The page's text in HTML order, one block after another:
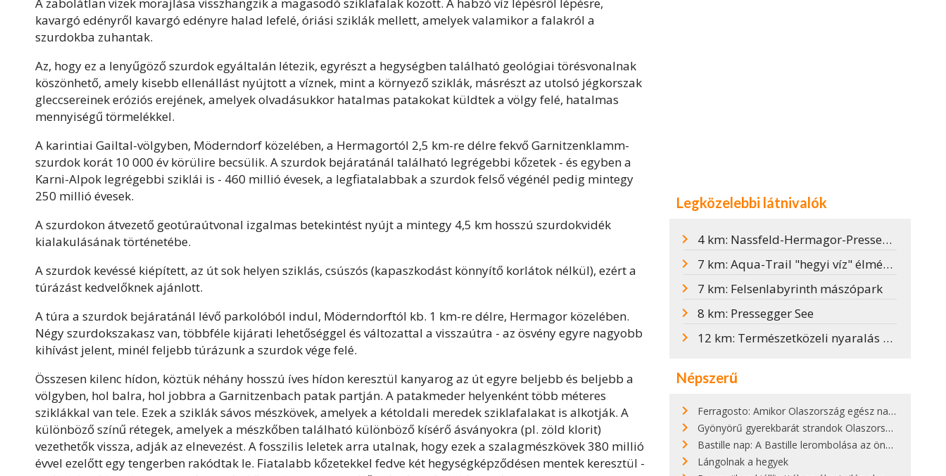
kavargó edényről kavargó edényre halad lefelé, óriási sziklák mellett, amelyek valamikor a falakról a
szurdokba zuhantak.
Az, hogy ez a lenyűgöző szurdok egyáltalán létezik, egyrészt a hegységben található geológiai törésvonalnak
köszönhető, amely kisebb ellenállást nyújtott a víznek, mint a környező sziklák, másrészt az utolsó jégkorszak
gleccsereinek eróziós erejének, amelyek olvadásukkor hatalmas patakokat küldtek a völgy felé, hatalmas
mennyiségű törmelékkel.
A karintiai Gailtal-völgyben, Möderndorf közelében, a Hermagortól 2,5 km-re délre fekvő Garnitzenklamm-
szurdok korát 10 000 év körülire becsülik. A szurdok bejáratánál található legrégebbi kőzetek - és egyben a
Karni-Alpok legrégebbi sziklái is - 460 millió évesek, a legfiatalabbak a szurdok felső végénél pedig mintegy
250 millió évesek.
A szurdokon átvezető geotúraútvonal izgalmas betekintést nyújt a mintegy 4,5 km hosszú szurdokvidék
kialakulásának történetébe.
A szurdok kevéssé kiépített, az út sok helyen sziklás, csúszós (kapaszkodást könnyítő korlátok nélkül), ezért a
túrázást kedvelőknek ajánlott.
A túra a szurdok bejáratánál lévő parkolóból indul, Möderndorftól kb. 1 km-re délre, Hermagor közelében.
Négy szurdokszakasz van, többféle kijárati lehetőséggel és változattal a visszaútra - az ösvény egyre nagyobb
kihívást jelent, minél feljebb túrázunk a szurdok vége felé.
Összesen kilenc hídon, köztük néhány hosszú íves hídon keresztül kanyarog az út egyre beljebb és beljebb a
völgyben, hol balra, hol jobbra a Garnitzenbach patak partján. A patakmeder helyenként több méteres
sziklákkal van tele. Ezek a sziklák sávos mészkövek, amelyek a kétoldali meredek sziklafalakat is alkotják. A
különböző színű rétegek, amelyek a mészkőben található különböző kísérő ásványokra (pl. zöld klorit)
vezethetők vissza, adják az elnevezést. A fosszilis leletek arra utalnak, hogy ezek a szalagmészkövek 380 millió
évvel ezelőtt egy tengerben rakódtak le. Fiatalabb kőzetekkel fedve két hegységképződésen mentek keresztül -
Legközelebbi látnivalók
4 km: Nassfeld-Hermagor-Pressegger See
7 km: Aqua-Trail "hegyi víz" élményút Nassfelden
7 km: Felsenlabyrinth mászópark
8 km: Pressegger See
12 km: Természetközeli nyaralás a Weissensee-nél
Népszerű
Ferragosto: Amikor Olaszország egész nap nyaral
Gyönyörű gyerekbarát strandok Olaszországban - megmutatjuk a 15 legjobbat
Bastille nap: A Bastille lerombolása az önkényuralom végét jelentette
Lángolnak a hegyek